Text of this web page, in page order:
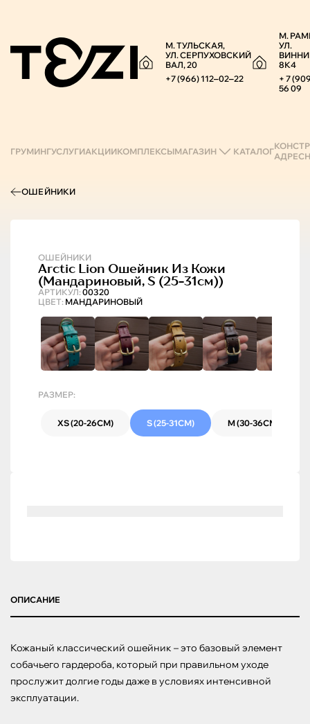
М. ТУЛЬСКАЯ,
УЛ. СЕРПУХОВСКИЙ
ВАЛ, 20
+7 (966) 112‒02‒22
М.
УЛ.
8К4
+ 7
56 09
ГРУМИНГУСЛУГИАКЦИИКОМПЛЕКСЫМАГАЗИН КАТАЛОГ
ОШЕЙНИКИ
ОШЕЙНИКИ
АРТИКУЛ: 00320
Arctic Lion Ошейник Из Кожи
(мандариновый, S (25-31см))
ЦВЕТ: МАНДАРИНОВЫЙ
РАЗМЕР:
XS (20-26СМ) S (25-31СМ) M (30-36СМ)
ОПИСАНИЕ
Кожаный классический ошейник – это базовый элемент
собачьего гардероба, который при правильном уходе
прослужит долгие годы даже в условиях интенсивной
эксплуатации.